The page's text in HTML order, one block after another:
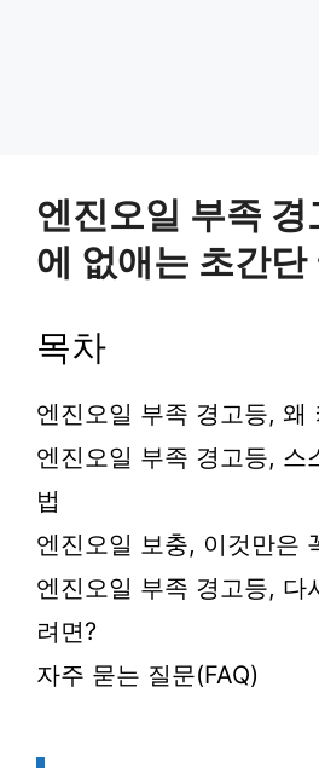
엔진오일 부족 경
에 없애는 초간단
목차
엔진오일 부족 경고등, 왜
엔진오일 부족 경고등, 스
법
엔진오일 보충, 이것만은
엔진오일 부족 경고등, 다
려면?
자주 묻는 질문(FAQ)